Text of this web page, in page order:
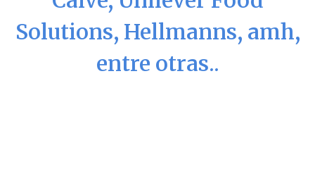
Solutions, Hellmanns, amh,
entre otras..